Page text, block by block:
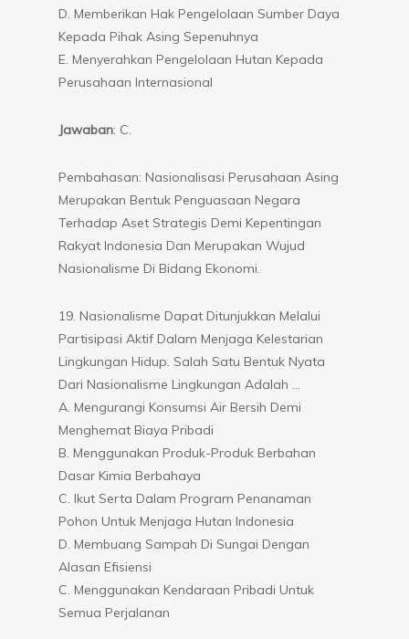
D. Memberikan Hak Pengelolaan Sumber Daya
Kepada Pihak Asing Sepenuhnya
E. Menyerahkan Pengelolaan Hutan Kepada
Perusahaan Internasional
Jawaban: C.
Pembahasan: Nasionalisasi Perusahaan Asing
Merupakan Bentuk Penguasaan Negara
Terhadap Aset Strategis Demi Kepentingan
Rakyat Indonesia Dan Merupakan Wujud
Nasionalisme Di Bidang Ekonomi.
19. Nasionalisme Dapat Ditunjukkan Melalui
Partisipasi Aktif Dalam Menjaga Kelestarian
Lingkungan Hidup. Salah Satu Bentuk Nyata
Dari Nasionalisme Lingkungan Adalah …
A. Mengurangi Konsumsi Air Bersih Demi
Menghemat Biaya Pribadi
B. Menggunakan Produk-Produk Berbahan
Dasar Kimia Berbahaya
C. Ikut Serta Dalam Program Penanaman
Pohon Untuk Menjaga Hutan Indonesia
D. Membuang Sampah Di Sungai Dengan
Alasan Efisiensi
C. Menggunakan Kendaraan Pribadi Untuk
Semua Perjalanan